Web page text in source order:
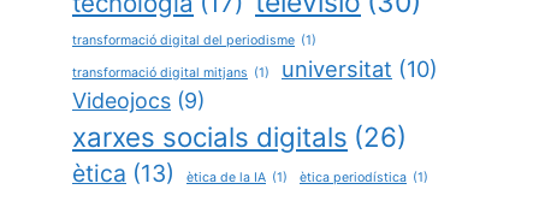
transformació digital del periodisme (1)
transformació digital mitjans (1) universitat (10)
Videojocs (9)
xarxes socials digitals (26)
ètica (13) ètica de la IA (1) ètica periodística (1)